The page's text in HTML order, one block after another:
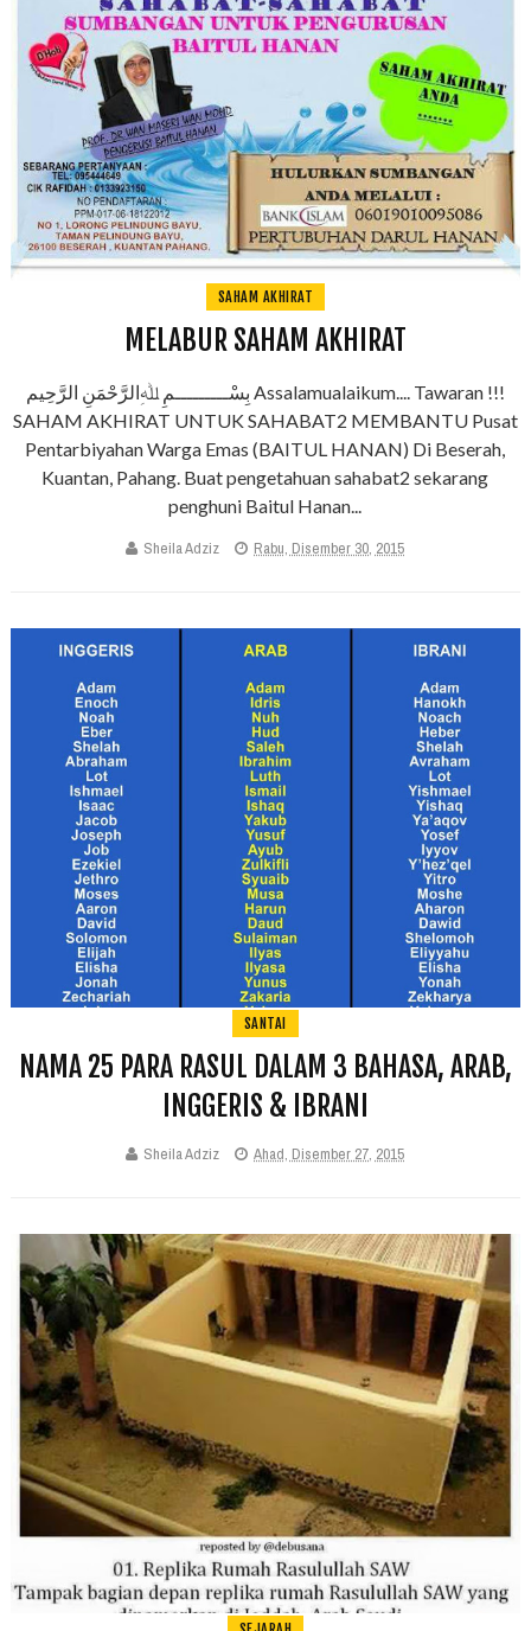
SAHAM AKHIRAT
MELABUR SAHAM AKHIRAT
بِسْـــــــــمِ ﷲِالرَّحْمَنِ الرَّحِيم Assalamualaikum.... Tawaran !!!
SAHAM AKHIRAT UNTUK SAHABAT2 MEMBANTU Pusat
Pentarbiyahan Warga Emas (BAITUL HANAN) Di Beserah,
Kuantan, Pahang. Buat pengetahuan sahabat2 sekarang
penghuni Baitul Hanan...
Sheila Adziz Rabu, Disember 30, 2015
SANTAI
NAMA 25 PARA RASUL DALAM 3 BAHASA, ARAB,
INGGERIS & IBRANI
Sheila Adziz Ahad, Disember 27, 2015